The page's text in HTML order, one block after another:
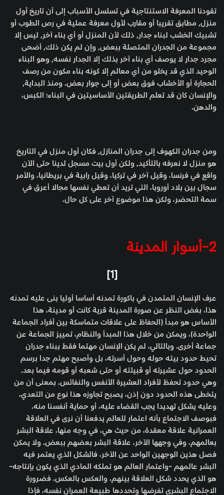
تقودنا المعرفة الاستنتاجية في تسلسل الأسباب إلى أن تاريخ أول
منزل, مطابق تقريبا أو مقارب لأول معرفة عملية في رص الطوب أو
تشبيك الخشب لبناء جدار, ذلك لأن المنزل أو أي بناء آخر, ليس إلا
مجموعة من الجدران المتصلة ببعض, وإن لم يكن ذلك, أضحى
مجرد جدار لا يوصف أي بناء آخر بذلك إلا الجدار نفسه, وهو البناء
الوحيد الذي قد يخلو من أي معالم إلا كونه بناء مكون من رصف
الحجارة أو الأخشاب فوق بعض أو إلى جوار بعض. ومنذ البداية,
والإنسان كان قد تعلم الطريقتين الأساسيتين في البناء؛ الكبس،
والدهن.
ومن جدران الكهوف إلى جدران المنازل, فكان أول منزل في التاريخ
هو منزل لا نعرفه بالتأكيد, ولكن أول بيت مسجل لدينا حتى الآن
واقع في فرنسا، وقيل آخر في تركيا، وقيل رابية في بريطانيا، والأمر
سجال بين بلاد أوروبا، التي تريد أن تعطي نفسها مجالا أعرق في
سمة التحضر، ولكن هذا موضوع آخر على كل حال.
2-أسوار المدينة
[1]
عرف الإنسان المتمدن في باكورة تمدنه أساسا أوليا بنى عليه تمدنه
هذا، بغض النظر عن صورة المدينة قرية كانت أو مدينة، هذا
الأساس هو مبدأ (الحفاظ على علاقات متماسكة بين أفراد الجماعة
الواحدة)، ويمكن من خلال هذا المبدأ والنظام، تمييز الجماعة عن
جماعة أخرى. وبالتالي، لم يكن الإنسان مهتما فقط ببناء جدران
تحيط حدود بيته حوله وحول أسرته، بل وأصبح مهتم جدا برسم
الحدود حول عشيرته أو قبيلته أو حتى شعبه أو قومه فيما بعد.
وهي حدود تحفظ لأفراد العشيرة الأنفس والنفائس. بمعنى أن من
يتخطى هذه الحدود دون إذن، يصبح تجاوزه هذا نوع من التعدي،
وعليه يشكل تهديدا يجب القضاء عليه، أو حماية أنفسنا منه.
فبوصف الاجتماع بأنه اعتمار للعالم يدفعنا أن نرى في العلاقة
العمرانية علاقة معقدة، من حيث هي، في وجه منها، علاقة البشر
بعالمهم، وفي وجهها الآخر، علاقة البشر بعضهم ببعض. ولا يمكن
فصل هذين الوجهين الواحد عن الآخر، فالشكل الذي يعتمر فيه
البشر عالمهم -واعتمار العالم هو تملكه المادي الذي يكون بإنتاجه-
هو الذي يحدد شكل العلاقة بينهم، والعكس بالعكس. فضرورة
الاجتماع البشري تفرضها وتحددها طبيعة العمران نفسه، فإذا